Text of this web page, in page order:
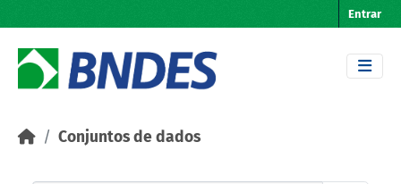
Entrar
Conjuntos de dados